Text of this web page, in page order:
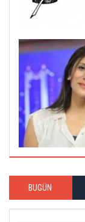
BUGÜN